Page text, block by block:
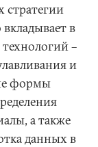
стратегии
в
–
и
формы
а также
данных в